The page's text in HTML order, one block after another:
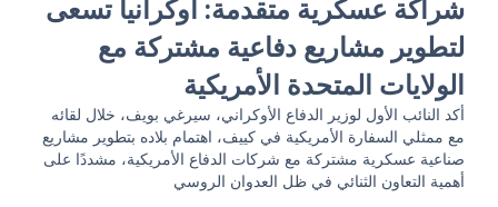
شراكة عسكرية متقدمة: أوكرانيا تسعى
لتطوير مشاريع دفاعية مشتركة مع
الولايات المتحدة الأمريكية
أكد النائب الأول لوزير الدفاع الأوكراني، سيرغي بويف، خلال لقائه
مع ممثلي السفارة الأمريكية في كييف، اهتمام بلاده بتطوير مشاريع
صناعية عسكرية مشتركة مع شركات الدفاع الأمريكية، مشددًا على
أهمية التعاون الثنائي في ظل العدوان الروسي